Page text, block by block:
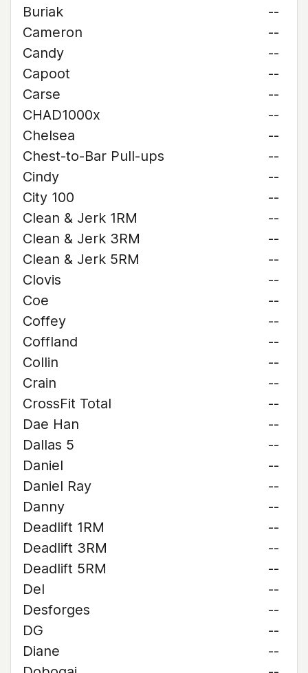
Buriak
--
Cameron
--
Candy
--
Capoot
--
Carse
--
CHAD1000x
--
Chelsea
--
Chest-to-Bar Pull-ups
--
Cindy
--
City 100
--
Clean & Jerk 1RM
--
Clean & Jerk 3RM
--
Clean & Jerk 5RM
--
Clovis
--
Coe
--
Coffey
--
Coffland
--
Collin
--
Crain
--
CrossFit Total
--
Dae Han
--
Dallas 5
--
Daniel
--
Daniel Ray
--
Danny
--
Deadlift 1RM
--
Deadlift 3RM
--
Deadlift 5RM
--
Del
--
Desforges
--
DG
--
Diane
--